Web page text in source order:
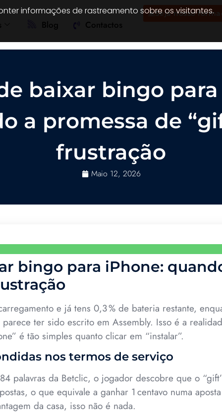
Blog Contactos
Seja nosso
baixar bingo
a promessa de
frustração
Maio 12, 2026
bingo para iPhone:
e já tens 0,3 % de bateria restante,
ter sido escrito em Assembly. Isso é a
é tão simples quanto clicar em “instalar”.
nos termos de serviço
palavras da Betclic, o jogador descobre que o
o que equivale a ganhar 1 centavo numa
da casa, isso não é nada.
informações de rastreamento sobre os visitantes.